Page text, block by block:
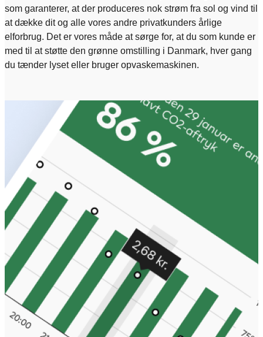
som garanterer, at der produceres nok strøm fra sol og vind til
at dække dit og alle vores andre privatkunders årlige
elforbrug. Det er vores måde at sørge for, at du som kunde er
med til at støtte den grønne omstilling i Danmark, hver gang
du tænder lyset eller bruger opvaskemaskinen. ​